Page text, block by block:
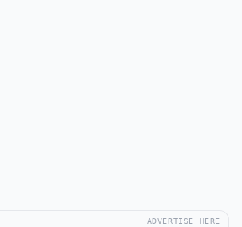
ADVERTISE HERE